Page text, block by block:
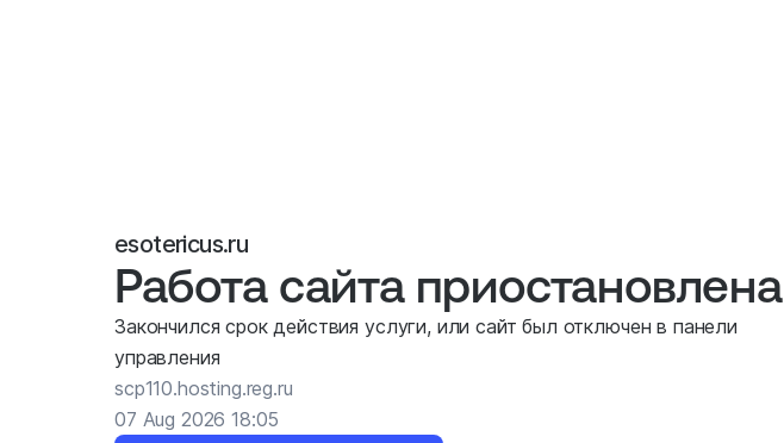
esotericus.ru
Работа сайта приостановлена
Закончился срок действия услуги, или сайт был отключен в панели
управления
scp110.hosting.reg.ru
07 Aug 2026 18:05